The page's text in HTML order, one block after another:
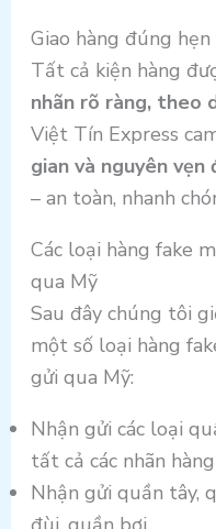
Giao hàng đúng
Tất cả kiện hàng
nhãn rõ ràng, theo
Việt Tín Express
gian và nguyên
– an toàn, nhanh
Các loại hàng fake
qua Mỹ
Sau đây chúng tôi
một số loại hàng
gửi qua Mỹ:
Nhận gửi các loại
tất cả các nhãn
Nhận gửi quần tây,